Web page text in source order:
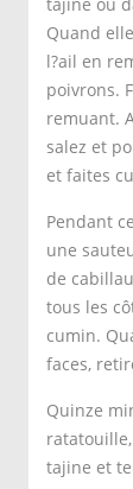
Quand
l?ail en
poivrons.
remuant.
salez et
et faites
Pendant
une
de
tous les
cumin.
faces,
Quinze
tajine et